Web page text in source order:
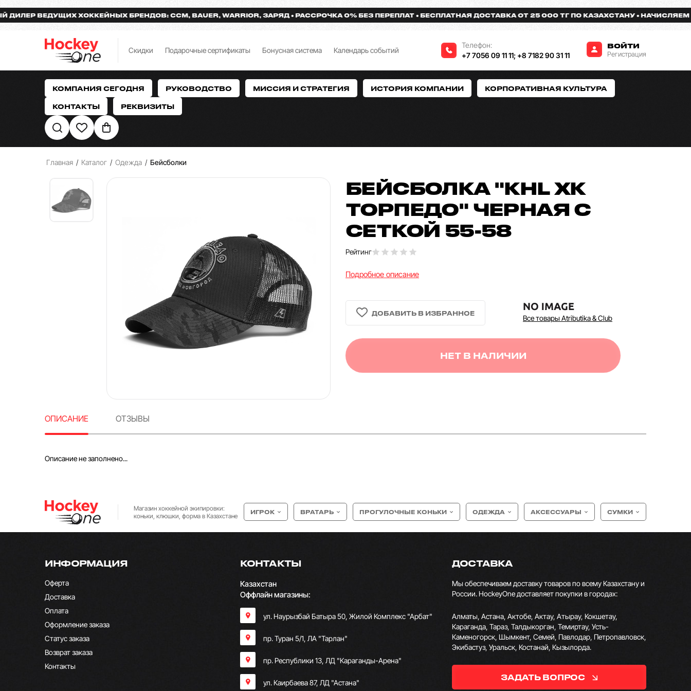
ВЕДУЩИХ ХОККЕЙНЫХ БРЕНДОВ: CCM, BAUER, WARRIOR, ЗАРЯД РАССРОЧКА 0% БЕЗ ПЕРЕПЛАТ БЕСПЛАТНАЯ ДОСТАВКА ОТ 25 000 ТГ ПО КАЗАХСТАНУ НАЧИСЛЯЕМ
Скидки Подарочные сертификаты Бонусная система Календарь событий
Телефон:
+7 7056 09 11 11; +8 7182 90 31 11
ВОЙТИ
Регистрация
КОМПАНИЯ СЕГОДНЯ РУКОВОДСТВО МИССИЯ И СТРАТЕГИЯ ИСТОРИЯ КОМПАНИИ КОРПОРАТИВНАЯ КУЛЬТУРА
КОНТАКТЫ РЕКВИЗИТЫ
Главная / Каталог / Одежда / Бейсболки
БЕЙСБОЛКА "KHL ХК
ТОРПЕДО" ЧЕРНАЯ С
СЕТКОЙ 55-58
Рейтинг
Подробное описание
Все товары Atributika & Club
НЕТ В НАЛИЧИИ
ОПИСАНИЕ ОТЗЫВЫ
Описание не заполнено...
Магазин хоккейной экипировки:
коньки, клюшки, форма в Казахстане
ИГРОК ВРАТАРЬ ПРОГУЛОЧНЫЕ КОНЬКИ ОДЕЖДА АКСЕССУАРЫ СУМКИ
ИНФОРМАЦИЯ
Оферта
Доставка
Оплата
Оформление заказа
Статус заказа
Возврат заказа
Контакты
КОНТАКТЫ
Казахстан
Оффлайн магазины:
ул. Наурызбай Батыра 50, Жилой Комплекс "Арбат"
пр. Туран 5/1, ЛА "Тарлан"
пр. Республики 13, ​ЛД "Караганды-Арена"
ул. Каирбаева 87, ЛД "Астана"
ДОСТАВКА
Мы обеспечиваем доставку товаров по всему Казахстану и
России. HockeyOne доставляет покупки в городах:
Алматы, Астана, Актобе, Актау, Атырау, Кокшетау,
Караганда, Тараз, Талдыкорган, Темиртау, Усть-
Каменогорск, Шымкент, Семей, Павлодар, Петропавловск,
Экибастуз, Уральск, Костанай, Кызылорда.
ЗАДАТЬ ВОПРОС